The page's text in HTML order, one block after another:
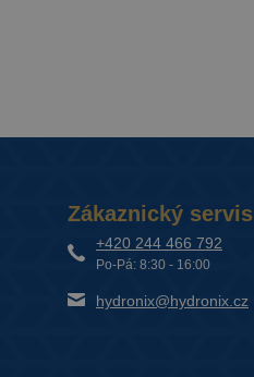
Zákaznický servis
+420 244 466 792
Po-Pá: 8:30 - 16:00
hydronix@hydronix.cz